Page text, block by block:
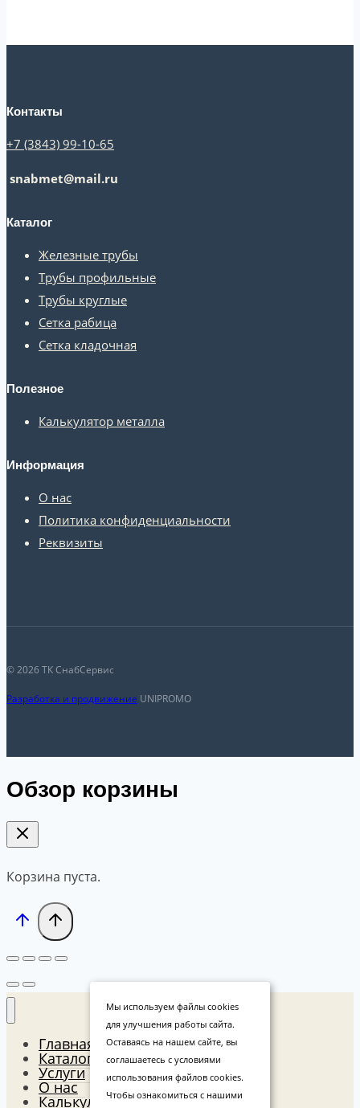
Контакты
+7 (3843) 99-10-65
snabmet@mail.ru
Каталог
Железные трубы
Трубы профильные
Трубы круглые
Сетка рабица
Сетка кладочная
Полезное
Калькулятор металла
Информация
О нас
Политика конфиденциальности
Реквизиты
© 2026 ТК СнабСервис
Разработка и продвижение UNIPROMO
Обзор корзины
Корзина пуста.
Главная
Каталог
Услуги
О нас
Калькулятор
Мы используем файлы cookies
для улучшения работы сайта.
Оставаясь на нашем сайте, вы
соглашаетесь с условиями
использования файлов cookies.
Чтобы ознакомиться с нашими